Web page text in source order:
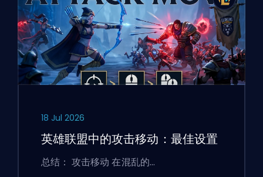
18 Jul 2026
英雄联盟中的攻击移动：最佳设置
总结： 攻击移动 在混乱的…